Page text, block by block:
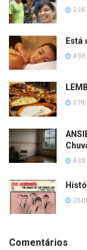
2
Está
4
2
4
26
Comentários